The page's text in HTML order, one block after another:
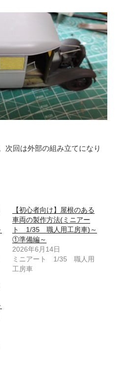
回は外部の組み立てになり
【初心者向け】屋根のある
車両の製作方法(ミニアー
ト 1/35 職人用工房車)～
①準備編～
2026年6月14日
ミニアート 1/35 職人用
工房車